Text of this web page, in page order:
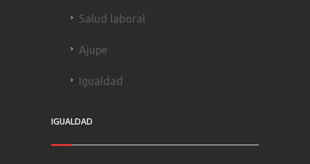
Salud laboral
Ajupe
Igualdad
IGUALDAD